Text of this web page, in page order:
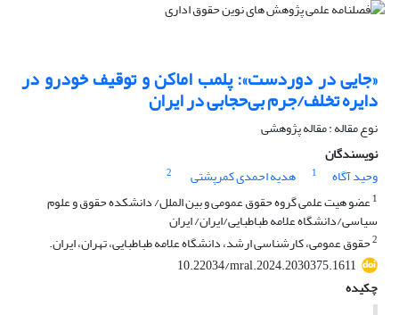
«جایی در دوردست»: پلمب اماکن و توقیف خودرو در
دایره تخلف/جرم بی‌حجابی در ایران
نوع مقاله : مقاله پژوهشی
نویسندگان
وحید آگاه
1 هدیه احمدی کمرپشتی
2
1عضو هیت علمی گروه حقوق عمومی و بین الملل/ دانشکده حقوق و علوم
سیاسی/دانشگاه علامه طباطبایی/ایران/ ایران
2حقوق عمومی، کارشناسی ارشد، دانشگاه علامه طباطبایی، تهران، ایران.
10.22034/mral.2024.2030375.1611
چکیده